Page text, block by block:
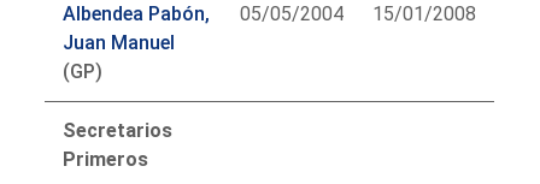
Albendea Pabón,
Juan Manuel
(GP)
05/05/2004 15/01/2008
Secretarios
Primeros